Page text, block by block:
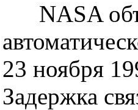
NASA
23 ноября
Задержка